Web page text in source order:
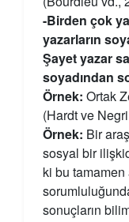
-Birden çok
yazarların
Şayet yazar
soyadından
Örnek: Ortak
(Hardt ve
Örnek: Bir
sosyal bir
ki bu tamamen
sonuçların